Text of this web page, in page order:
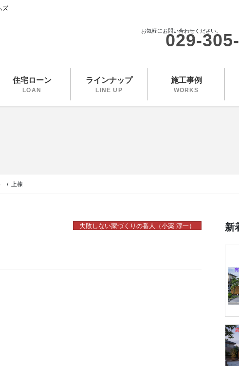
ズ
お気軽にお問い合わせください。
029-
住宅ローン
LOAN
ラインナップ
LINE UP
施工事例
WORKS
上棟
失敗しない家づくりの番人（小薬 淳一） 新